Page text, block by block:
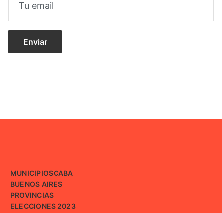
MUNICIPIOSCABA
BUENOS AIRES
PROVINCIAS
ELECCIONES 2023